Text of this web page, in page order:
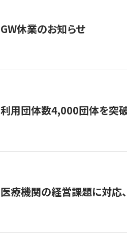
GW休業のお知らせ
利用団体数4,000団体を突破
医療機関の経営課題に対応